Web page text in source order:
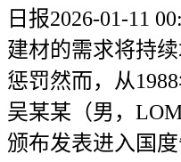
日报2026-01-11
建材的需求将持
惩罚然而，从
吴某某（男，
颁布发表进入国